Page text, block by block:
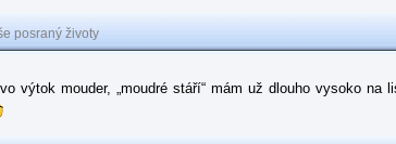
posraný životy
výtok mouder, „moudré stáří“ mám už dlouho vysoko